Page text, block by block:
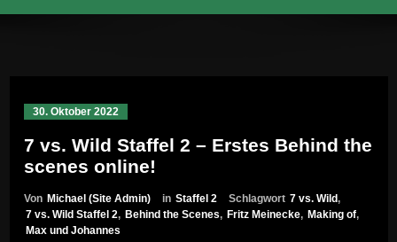
30. Oktober 2022
7 vs. Wild Staffel 2 – Erstes Behind the
scenes online!
Von Michael (Site Admin) in Staffel 2 Schlagwort 7 vs. Wild,
7 vs. Wild Staffel 2, Behind the Scenes, Fritz Meinecke, Making of,
Max und Johannes